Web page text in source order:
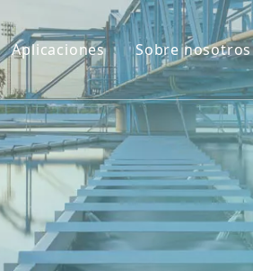
Aplicaciones Sobre nosotros